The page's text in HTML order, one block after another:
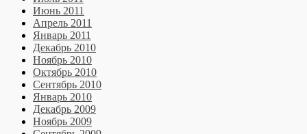
Июнь 2011
Апрель 2011
Январь 2011
Декабрь 2010
Ноябрь 2010
Октябрь 2010
Сентябрь 2010
Январь 2010
Декабрь 2009
Ноябрь 2009